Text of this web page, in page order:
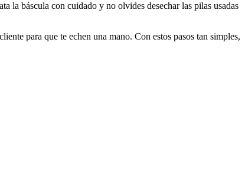
la báscula con cuidado y no olvides desechar las pilas usadas
para que te echen una mano. Con estos pasos tan simples,